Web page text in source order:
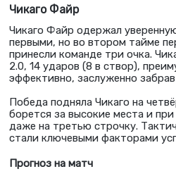
Чикаго Файр
Чикаго Файр одержал
первыми, но во втором тайме
принесли команде три очка.
2.0, 14 ударов (8 в створ),
эффективно, заслуженно
Победа подняла Чикаго на
борется за высокие места и
даже на третью строчку.
стали ключевыми факторами
Прогноз на матч